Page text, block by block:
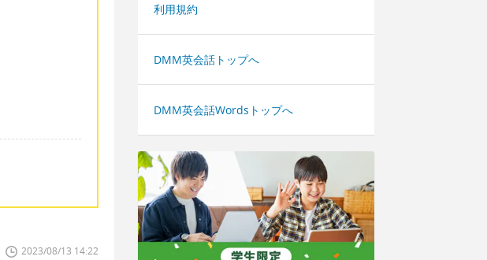
2023/08/13 14:22
利用規約
DMM英会話トップへ
DMM英会話Wordsトップへ